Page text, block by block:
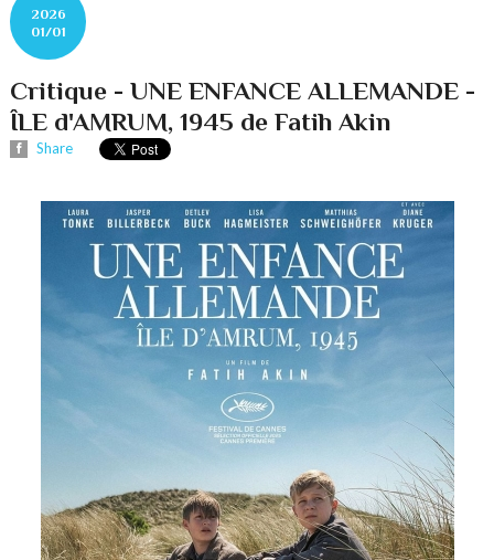
2026
01/01
Critique - UNE ENFANCE ALLEMANDE -
ÎLE d'AMRUM, 1945 de Fatih Akin
Share